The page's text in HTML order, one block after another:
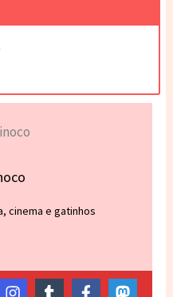
cinema e gatinhos